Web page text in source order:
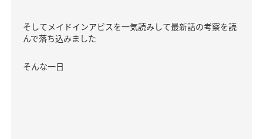
そしてメイドインアビスを一気読みして最新話の考察を読
んで落ち込みました
そんな一日